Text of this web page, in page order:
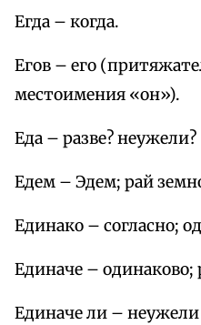
Егда – когда.
Егов – его
местоимения «он»).
Еда – разве? неужели?
Едем – Эдем; рай
Единако – согласно;
Единаче – одинаково;
Единаче ли –